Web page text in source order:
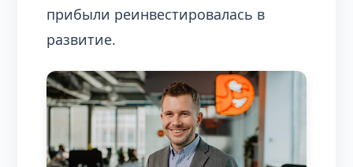
прибыли реинвестировалась в
развитие.